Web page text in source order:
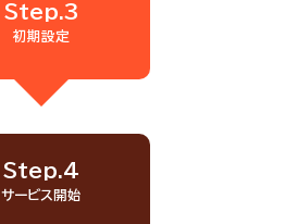
Step.3
初期設定
Step.4
サービス開始